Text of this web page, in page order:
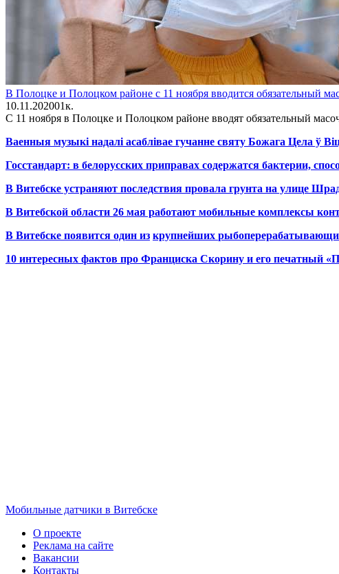
В Полоцке и Полоцком районе с 11 ноября вводится обязательный
10.11.202001к.
С 11 ноября в Полоцке и Полоцком районе вводят обязательный
Ваенныя музыкі надалі асаблівае гучанне святу Божага Цела ў
Госстандарт: в белорусских приправах содержатся бактерии,
В Витебске устраняют последствия провала грунта на улице
В Витебской области 26 мая работают мобильные комплексы
В Витебске появится один из крупнейших
10 интересных фактов про Франциска Скорину и его печатный
Мобильные датчики в Витебске
О проекте
Реклама на сайте
Вакансии
Контакты